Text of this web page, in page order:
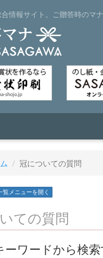
情報サイト。ご贈答時のマナ
冠についての質問
メニューを開く
ての質問
ーワードから検索